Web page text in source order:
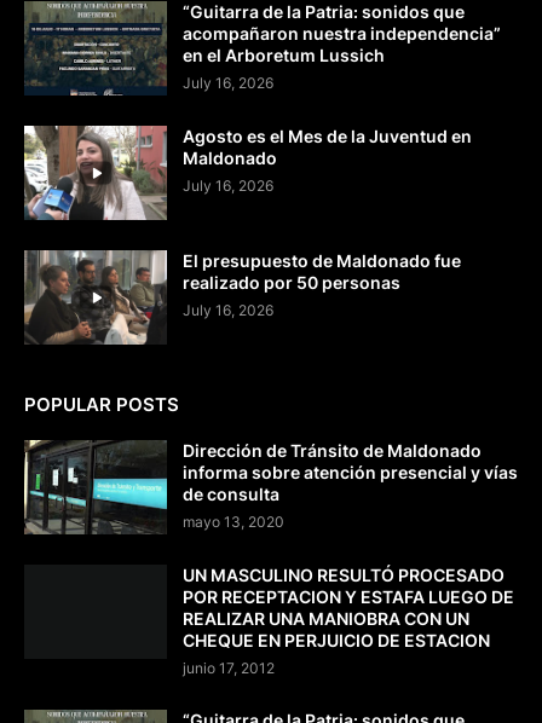
“Guitarra de la Patria: sonidos que
acompañaron nuestra independencia”
en el Arboretum Lussich
July 16, 2026
Agosto es el Mes de la Juventud en
Maldonado
July 16, 2026
El presupuesto de Maldonado fue
realizado por 50 personas
July 16, 2026
POPULAR POSTS
Dirección de Tránsito de Maldonado
informa sobre atención presencial y vías
de consulta
mayo 13, 2020
UN MASCULINO RESULTÓ PROCESADO
POR RECEPTACION Y ESTAFA LUEGO DE
REALIZAR UNA MANIOBRA CON UN
CHEQUE EN PERJUICIO DE ESTACION
junio 17, 2012